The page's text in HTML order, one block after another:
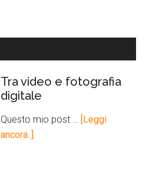
Tra video e fotografia
digitale
Questo mio post …
[Leggi
ancora..]